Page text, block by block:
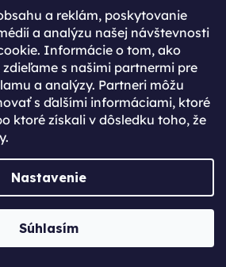
a reklám, poskytovanie
a analýzu našej návštevnosti
Informácie o tom, ako
s našimi partnermi pre
a analýzy. Partneri môžu
s ďalšími informáciami, ktoré
ktoré získali v dôsledku toho, že
Nastavenie
Súhlasím
vďaka uloženým údajom
objednávky
objednávok
novinky a zľavy pre
účet?